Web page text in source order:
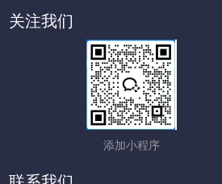
关注我们
添加小程序